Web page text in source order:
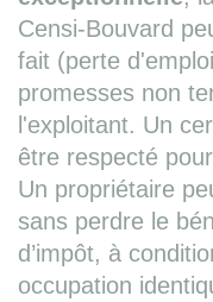
Censi-Bouvard
fait (perte
promesses non
l'exploitant. Un
être respecté
Un propriétaire
sans perdre le
d’impôt, à
occupation